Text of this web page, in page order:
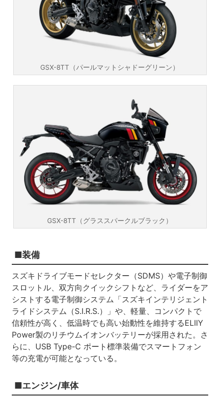
GSX-8TT（パールマットシャドーグリーン）
GSX-8TT（グラススパークルブラック）
■装備
スズキドライブモードセレクター（SDMS）や電子制御
スロットル、双方向クイックシフトなど、ライダーをア
シストする電子制御システム「スズキインテリジェント
ライドシステム（S.I.R.S.）」や、軽量、コンパクトで
信頼性が高く、低温時でも高い始動性を維持するELIIY
Power製のリチウムイオンバッテリーが採用された。さ
らに、USB Type-C ポート標準装備でスマートフォン
等の充電が可能となっている。
■エンジン/車体